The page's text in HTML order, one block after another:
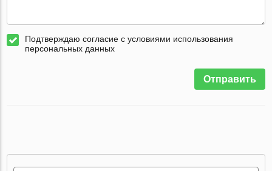
Подтверждаю согласие с условиями использования
персональных данных
Отправить